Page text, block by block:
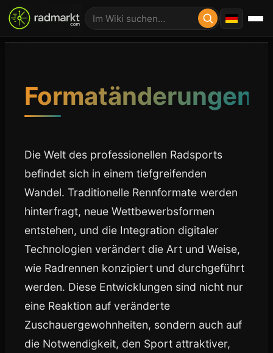
Formatänderungen
Die Welt des professionellen Radsports
befindet sich in einem tiefgreifenden
Wandel. Traditionelle Rennformate werden
hinterfragt, neue Wettbewerbsformen
entstehen, und die Integration digitaler
Technologien verändert die Art und Weise,
wie Radrennen konzipiert und durchgeführt
werden. Diese Entwicklungen sind nicht nur
eine Reaktion auf veränderte
Zuschauergewohnheiten, sondern auch auf
die Notwendigkeit, den Sport attraktiver,